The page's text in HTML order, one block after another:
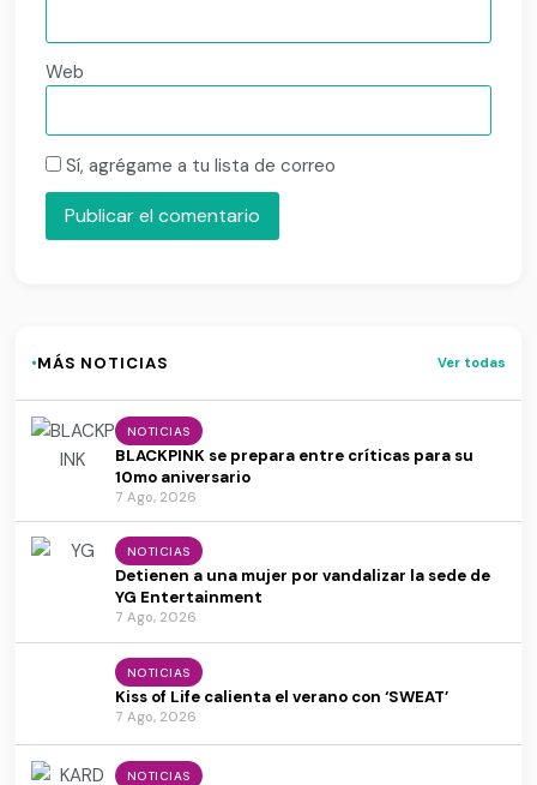
Web
Sí, agrégame a tu lista de correo
·MÁS NOTICIAS Ver todas
NOTICIAS
BLACKPINK se prepara entre críticas para su
10mo aniversario
7 Ago, 2026
NOTICIAS
Detienen a una mujer por vandalizar la sede de
YG Entertainment
7 Ago, 2026
NOTICIAS
Kiss of Life calienta el verano con ‘SWEAT’
7 Ago, 2026
NOTICIAS